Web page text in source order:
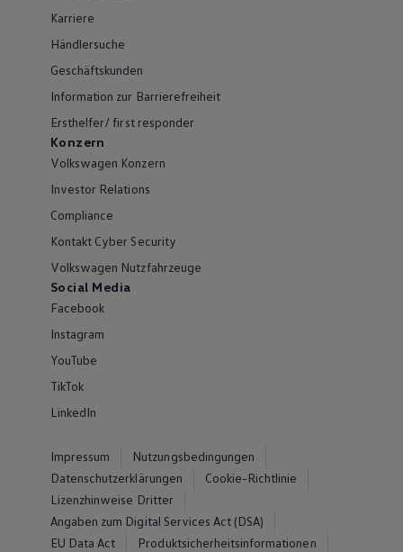
Karriere
Händlersuche
Geschäftskunden
Information zur Barrierefreiheit
Ersthelfer/ first responder
Konzern
Volkswagen Konzern
Investor Relations
Compliance
Kontakt Cyber Security
Volkswagen Nutzfahrzeuge
Social Media
Facebook
Instagram
YouTube
TikTok
LinkedIn
Impressum
Nutzungsbedingungen
Datenschutzerklärungen
Cookie-Richtlinie
Lizenzhinweise Dritter
Angaben zum Digital Services Act (DSA)
EU Data Act
Produktsicherheitsinformationen